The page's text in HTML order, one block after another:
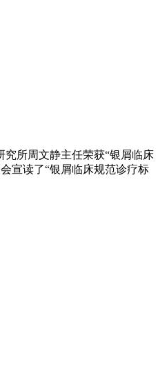
所周文静主任荣获“银屑临床
宣读了“银屑临床规范诊疗标